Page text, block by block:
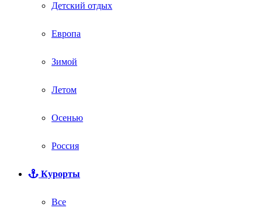
Детский отдых
Европа
Зимой
Летом
Осенью
Россия
Курорты
Все